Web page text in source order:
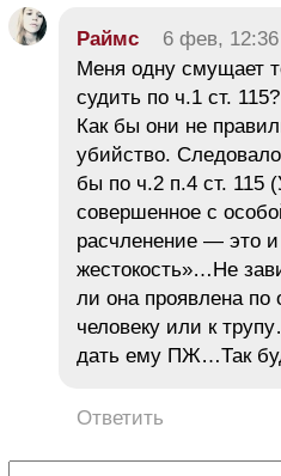
Раймс 6 фев, 12:36
Меня одну смущает
судить по ч.1 ст. 115?
Как бы они не
убийство. Следовало
бы по ч.2 п.4 ст. 115
совершенное с
расчленение — это и
жестокость»…Не
ли она проявлена
человеку или к
дать ему ПЖ…Так
Ответить